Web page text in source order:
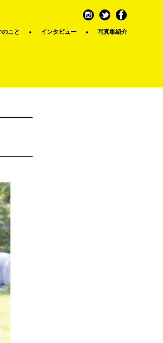
のこと インタビュー 写真集紹介